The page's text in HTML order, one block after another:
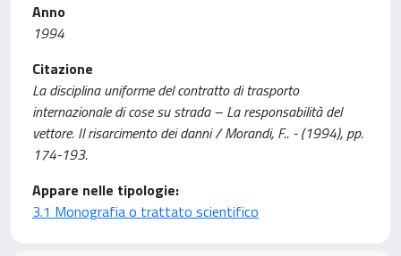
Anno
1994
Citazione
La disciplina uniforme del contratto di trasporto
internazionale di cose su strada – La responsabilità del
vettore. Il risarcimento dei danni / Morandi, F.. - (1994), pp.
174-193.
Appare nelle tipologie:
3.1 Monografia o trattato scientifico